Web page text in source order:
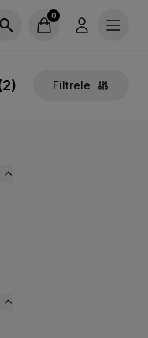
search 0
Filtrele